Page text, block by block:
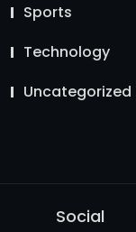
Sports
Technology
Uncategorized
Social